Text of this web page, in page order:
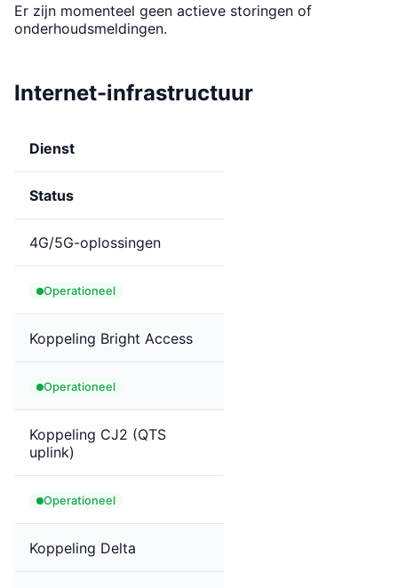
Er zijn momenteel geen actieve storingen of
onderhoudsmeldingen.
Internet-infrastructuur
Dienst
Status
4G/5G-oplossingen
Operationeel
Koppeling Bright Access
Operationeel
Koppeling CJ2 (QTS
uplink)
Operationeel
Koppeling Delta